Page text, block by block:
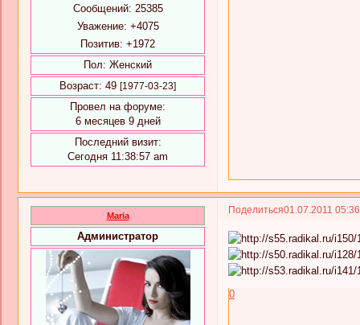
Сообщений: 25385
Уважение: +4075
Позитив: +1972
Пол: Женский
Возраст: 49 [1977-03-23]
Провел на форуме:
6 месяцев 9 дней
Последний визит:
Сегодня 11:38:57 am
Поделиться01.07.2011
Maria
Администратор
0